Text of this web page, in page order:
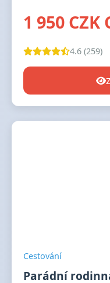
1 950 CZK
4.6 (259)
Cestování
Parádní